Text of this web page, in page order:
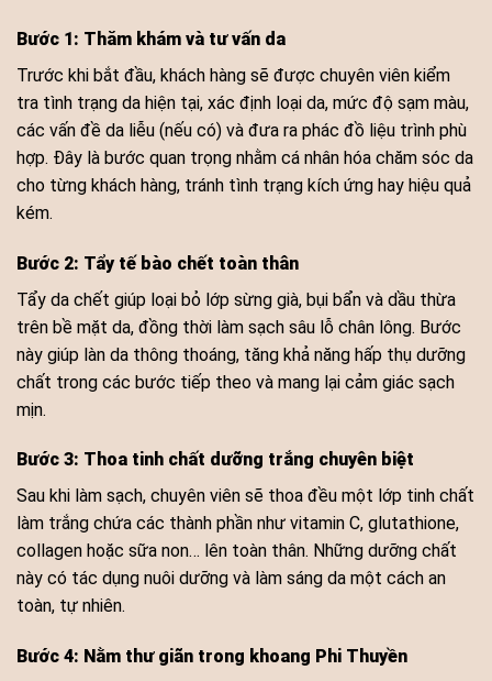
Bước 1: Thăm khám và tư vấn da
Trước khi bắt đầu, khách hàng sẽ được chuyên viên kiểm
tra tình trạng da hiện tại, xác định loại da, mức độ sạm màu,
các vấn đề da liễu (nếu có) và đưa ra phác đồ liệu trình phù
hợp. Đây là bước quan trọng nhằm cá nhân hóa chăm sóc da
cho từng khách hàng, tránh tình trạng kích ứng hay hiệu quả
kém.
Bước 2: Tẩy tế bào chết toàn thân
Tẩy da chết giúp loại bỏ lớp sừng già, bụi bẩn và dầu thừa
trên bề mặt da, đồng thời làm sạch sâu lỗ chân lông. Bước
này giúp làn da thông thoáng, tăng khả năng hấp thụ dưỡng
chất trong các bước tiếp theo và mang lại cảm giác sạch
mịn.
Bước 3: Thoa tinh chất dưỡng trắng chuyên biệt
Sau khi làm sạch, chuyên viên sẽ thoa đều một lớp tinh chất
làm trắng chứa các thành phần như vitamin C, glutathione,
collagen hoặc sữa non… lên toàn thân. Những dưỡng chất
này có tác dụng nuôi dưỡng và làm sáng da một cách an
toàn, tự nhiên.
Bước 4: Nằm thư giãn trong khoang Phi Thuyền